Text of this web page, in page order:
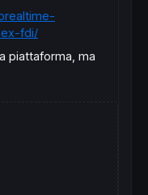
fdi/
piattaforma, ma